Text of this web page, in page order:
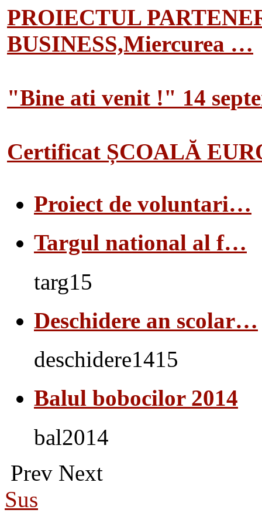
PROIECTUL
BUSINESS,Miercurea …
"Bine ati venit !" 14
Certificat ȘCOALĂ
Proiect de voluntari…
Targul national al f…
targ15
Deschidere an scolar…
deschidere1415
Balul bobocilor 2014
bal2014
Prev Next
Sus